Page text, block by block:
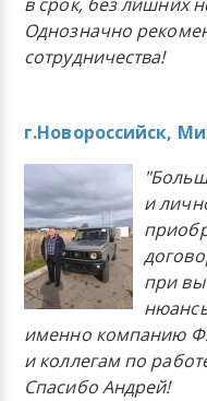
Однозначно
сотрудничества!
г.Новороссийск,
и
при
именно компанию
и коллегам по
Спасибо Андрей!